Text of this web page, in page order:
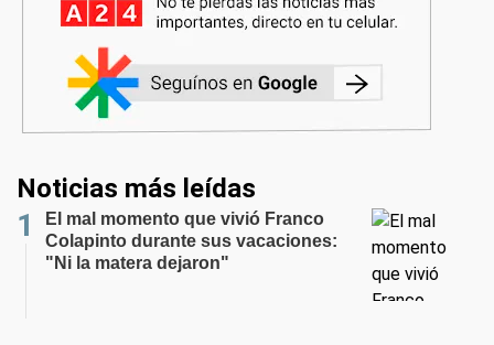
Noticias más leídas
El mal momento que vivió Franco
Colapinto durante sus vacaciones:
"Ni la matera dejaron"